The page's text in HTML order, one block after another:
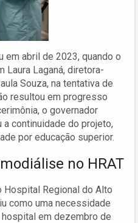
em abril de 2023, quando o
Laganá, diretora-
Souza, na tentativa de
resultou em progresso
o governador
continuidade do projeto,
por educação superior.
no HRAT
Hospital Regional do Alto
como uma necessidade
em dezembro de